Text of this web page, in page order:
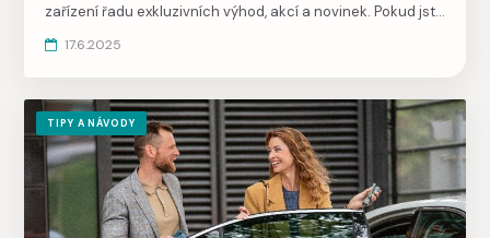
zařízení řadu exkluzivních výhod, akcí a novinek. Pokud jste
součástí této komunity. V tomto článku vás provedeme
všemi možnostmi a výhodami, které vám členství v IQOS
Clubu přinese.
17.6.2025
TIPY A NÁVODY